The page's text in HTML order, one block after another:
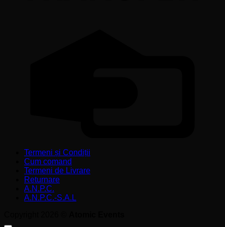
Termeni și Condiții
Cum comand
Termeni de Livrare
Returnare
A.N.P.C.
A.N.P.C.-S.A.L